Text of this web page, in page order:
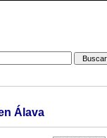
Álava